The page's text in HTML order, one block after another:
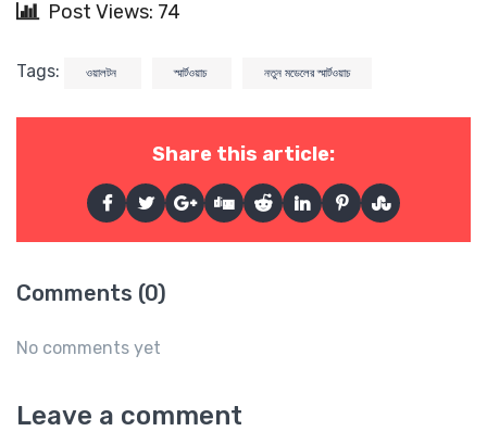
Post Views: 74
Tags: ওয়ালটন স্মার্টওয়াচ নতুন মডেলের স্মার্টওয়াচ
Share this article:
Comments (0)
No comments yet
Leave a comment